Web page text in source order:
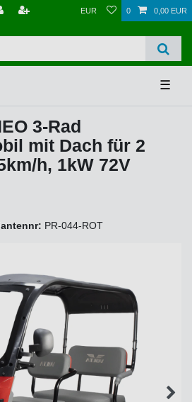
EUR 0 0,00 EUR
☰
3-Rad
mit Dach für 2
h, 1kW 72V
PR-044-ROT